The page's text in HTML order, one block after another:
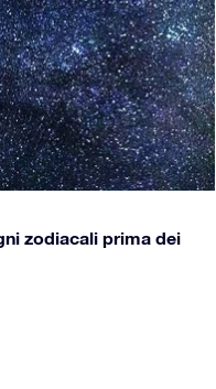
zodiacali prima dei